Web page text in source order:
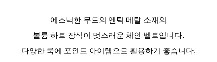
에스닉한 무드의 엔틱 메탈 소재의
볼륨 하트 장식이 멋스러운 체인 벨트입니다.
다양한 룩에 포인트 아이템으로 활용하기 좋습니다.